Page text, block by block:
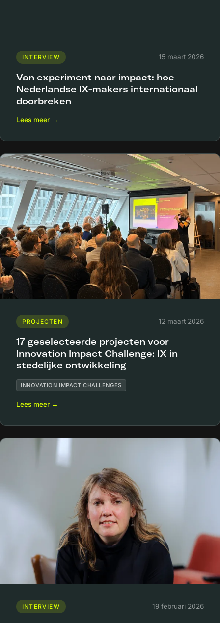
INTERVIEW 15 maart 2026
Van experiment naar impact: hoe
Nederlandse IX-makers internationaal
doorbreken
Lees meer →
PROJECTEN 12 maart 2026
17 geselecteerde projecten voor
Innovation Impact Challenge: IX in
stedelijke ontwikkeling
INNOVATION IMPACT CHALLENGES
Lees meer →
INTERVIEW 19 februari 2026